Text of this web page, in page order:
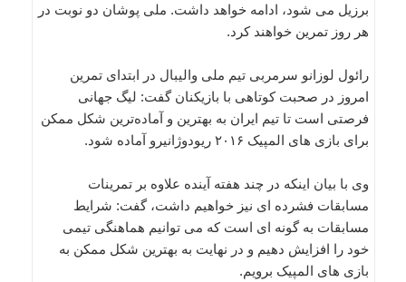
برزیل می شود، ادامه خواهد داشت. ملی پوشان دو نوبت در
هر روز تمرین خواهند کرد.
رائول لوزانو سرمربی تیم ملی والیبال در ابتدای تمرین
امروز در صحبت کوتاهی با بازیکنان گفت: لیگ جهانی
فرصتی است تا تیم ایران به بهترین و آماده‌ترین شکل ممکن
برای بازی های المپیک ۲۰۱۶ ریودوژانیرو آماده شود.
وی با بیان اینکه در چند هفته آینده علاوه بر تمرینات
مسابقات فشرده ای نیز خواهیم داشت، گفت: شرایط
مسابقات به گونه ای است که می توانیم هماهنگی تیمی
خود را افزایش دهیم و در نهایت به بهترین شکل ممکن به
بازی های المپیک برویم.